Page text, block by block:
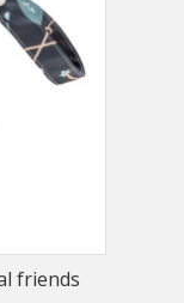
friends